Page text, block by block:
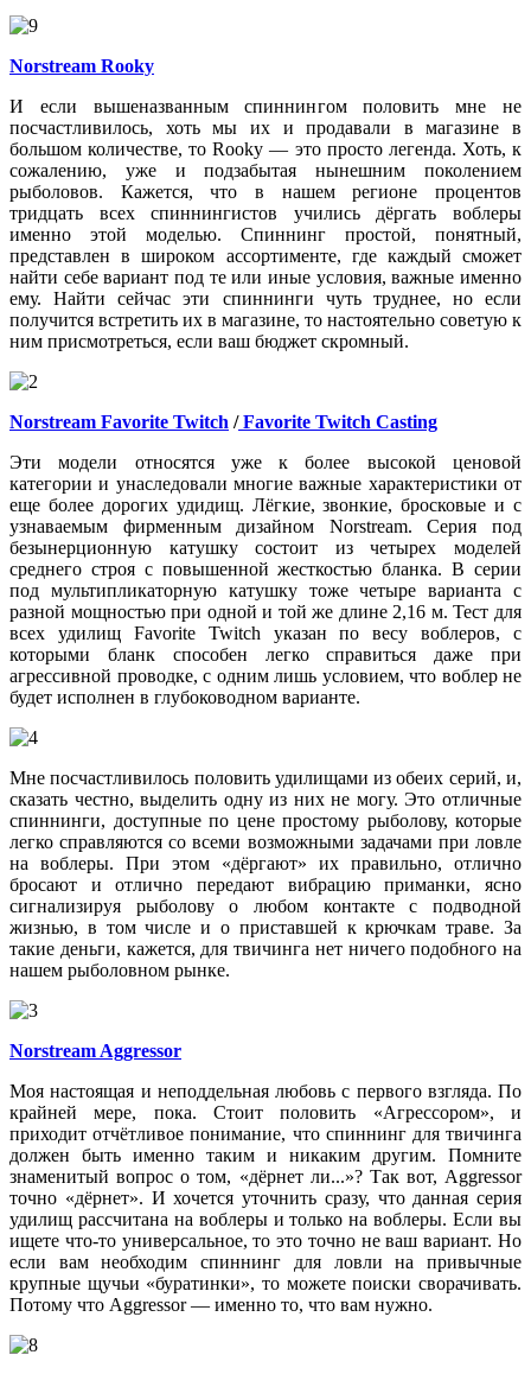
Norstream Rooky
И если вышеназванным спиннингом половить мне не
посчастливилось, хоть мы их и продавали в магазине в
большом количестве, то Rooky — это просто легенда. Хоть, к
сожалению, уже и подзабытая нынешним поколением
рыболовов. Кажется, что в нашем регионе процентов
тридцать всех спиннингистов учились дёргать воблеры
именно этой моделью. Спиннинг простой, понятный,
представлен в широком ассортименте, где каждый сможет
найти себе вариант под те или иные условия, важные именно
ему. Найти сейчас эти спиннинги чуть труднее, но если
получится встретить их в магазине, то настоятельно советую к
ним присмотреться, если ваш бюджет скромный.
Norstream Favorite Twitch /Favorite Twitch Casting
Эти модели относятся уже к более высокой ценовой
категории и унаследовали многие важные характеристики от
еще более дорогих удидищ. Лёгкие, звонкие, бросковые и с
узнаваемым фирменным дизайном Norstream. Серия под
безынерционную катушку состоит из четырех моделей
среднего строя с повышенной жесткостью бланка. В серии
под мультипликаторную катушку тоже четыре варианта с
разной мощностью при одной и той же длине 2,16 м. Тест для
всех удилищ Favorite Twitch указан по весу воблеров, с
которыми бланк способен легко справиться даже при
агрессивной проводке, с одним лишь условием, что воблер не
будет исполнен в глубоководном варианте.
Мне посчастливилось половить удилищами из обеих серий, и,
сказать честно, выделить одну из них не могу. Это отличные
спиннинги, доступные по цене простому рыболову, которые
легко справляются со всеми возможными задачами при ловле
на воблеры. При этом «дёргают» их правильно, отлично
бросают и отлично передают вибрацию приманки, ясно
сигнализируя рыболову о любом контакте с подводной
жизнью, в том числе и о приставшей к крючкам траве. За
такие деньги, кажется, для твичинга нет ничего подобного на
нашем рыболовном рынке.
Norstream Aggressor
Моя настоящая и неподдельная любовь с первого взгляда. По
крайней мере, пока. Стоит половить «Агрессором», и
приходит отчётливое понимание, что спиннинг для твичинга
должен быть именно таким и никаким другим. Помните
знаменитый вопрос о том, «дёрнет ли...»? Так вот, Aggressor
точно «дёрнет». И хочется уточнить сразу, что данная серия
удилищ рассчитана на воблеры и только на воблеры. Если вы
ищете что-то универсальное, то это точно не ваш вариант. Но
если вам необходим спиннинг для ловли на привычные
крупные щучьи «буратинки», то можете поиски сворачивать.
Потому что Aggressor — именно то, что вам нужно.